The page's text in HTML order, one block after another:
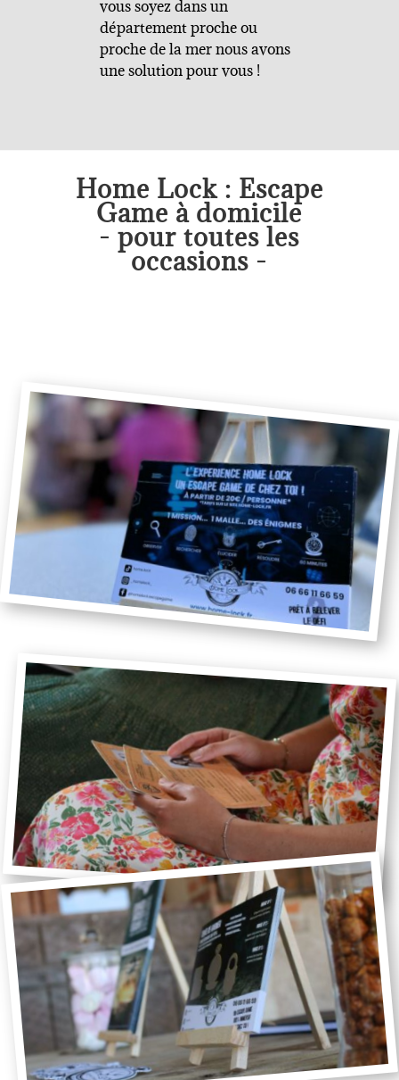
vous soyez dans un
département proche ou
proche de la mer nous avons
une solution pour vous !
Home Lock : Escape
Game à domicile
- pour toutes les
occasions -